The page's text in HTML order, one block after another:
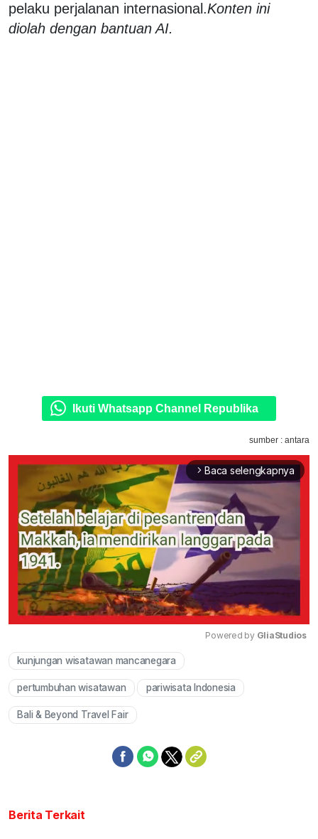
pelaku perjalanan internasional.Konten ini
diolah dengan bantuan AI.
Ikuti Whatsapp Channel Republika
sumber : antara
arrow_forward_ios Baca selengkapnya
Powered by GliaStudios
kunjungan wisatawan mancanegara
pertumbuhan wisatawan pariwisata Indonesia
Bali & Beyond Travel Fair
Berita Terkait